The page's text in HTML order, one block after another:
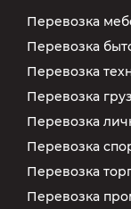
Перевозка
Перевозка
Перевозка
Перевозка
Перевозка
Перевозка
Перевозка
Перевозка